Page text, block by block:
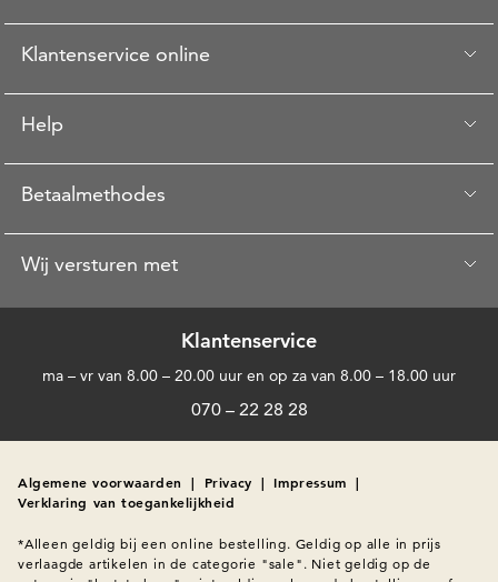
Klantenservice online
Help
Betaalmethodes
Wij versturen met
Klantenservice
ma – vr van 8.00 – 20.00 uur en op za van 8.00 – 18.00 uur
070 – 22 28 28
Algemene voorwaarden | Privacy | Impressum |
Verklaring van toegankelijkheid
*Alleen geldig bij een online bestelling. Geldig op alle in prijs
verlaagde artikelen in de categorie "sale". Niet geldig op de